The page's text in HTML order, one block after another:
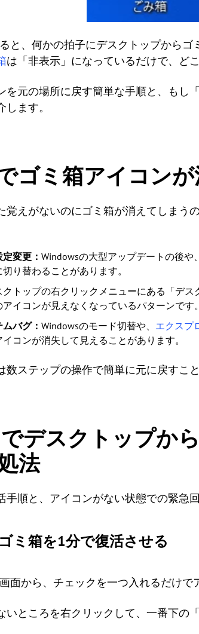
と、何かの拍子にデスクトップから
は「非表示」になっているだけで、ど
を元の場所に戻す簡単な手順と、もし
ます。
ゴミ箱アイコン
覚えがないのにゴミ箱が消えてしまう
変更： Windowsの大型アップデートの後
り替わることがあります。
クトップの右クリックメニューにある「デ
イコンが見えなくなっているパターンです。
バグ： Windowsのモード切替や、 エクスプ
コンが消失して見えることがあります。
数ステップの操作で簡単に元に戻すこ
デスクトップか
法
手順と、アイコンがない状態での緊急
ミ箱を1分で復活させる
面から、チェックを一つ入れるだけで
いところを右クリックして、一番下の